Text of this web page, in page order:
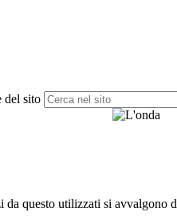
del sito
da questo utilizzati si